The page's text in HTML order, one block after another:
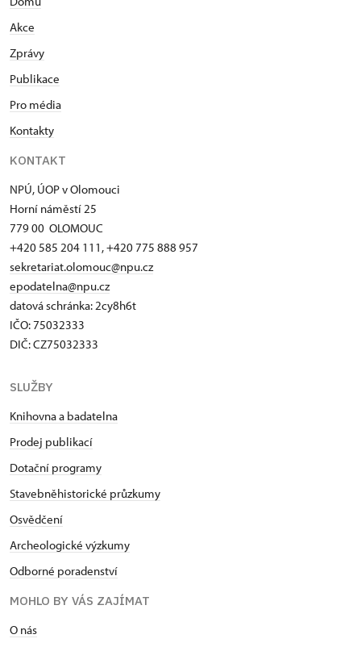
Akce
Zprávy
Publikace
Pro média
Kontakty
KONTAKT
NPÚ, ÚOP v Olomouci
Horní náměstí 25
779 00 OLOMOUC
+420 585 204 111, +420 775 888 957
sekretariat.olomouc@npu.cz
epodatelna@npu.cz
datová schránka: 2cy8h6t​
IČO: 75032333
DIČ: CZ75032333
SLUŽBY
Knihovna a badatelna
Prodej publikací
Dotační programy
Stavebněhistorické průzkumy
Osvědčení
Archeologické výzkumy
Odborné poradenství
MOHLO BY VÁS ZAJÍMAT
O nás